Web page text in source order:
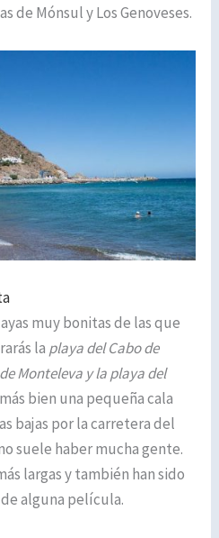
de Mónsul y Los Genoveses.
muy bonitas de las que
la playa del Cabo de
Monteleva y la playa del
bien una pequeña cala
bajas por la carretera del
suele haber mucha gente.
largas y también han sido
alguna película.